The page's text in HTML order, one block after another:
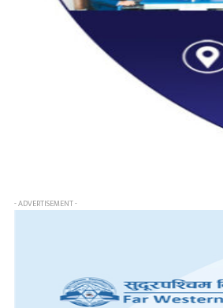
- ADVERTISEMENT -